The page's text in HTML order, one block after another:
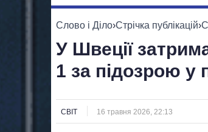
УСІ ПОЛІТИКИ
Слово і Діло›Стрічка публікацій›
У Швеції
1 за підозрою у
СВІТ 16 травня 2026, 22:13